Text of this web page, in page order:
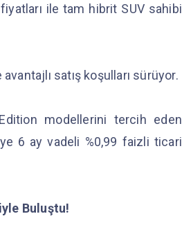
ile tam hibrit SUV sahibi
satış koşulları sürüyor.
modellerini tercih eden
6 ay vadeli %0,99 faizli ticari
Buluştu!